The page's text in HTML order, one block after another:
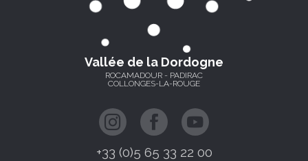
Vallée de la Dordogne
ROCAMADOUR - PADIRAC
COLLONGES-LA-ROUGE
+33 (0)5 65 33 22 00